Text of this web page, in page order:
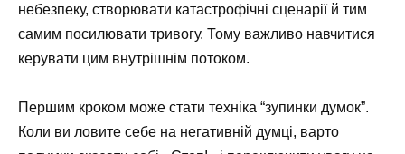
небезпеку, створювати катастрофічні сценарії й тим
самим посилювати тривогу. Тому важливо навчитися
керувати цим внутрішнім потоком.
Першим кроком може стати техніка “зупинки думок”.
Коли ви ловите себе на негативній думці, варто